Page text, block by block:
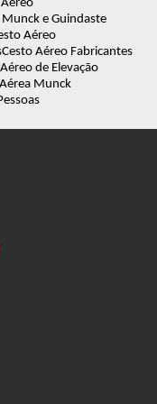
Munck e Guindaste
Aéreo
Cesto Aéreo Fabricantes
de Elevação
Munck